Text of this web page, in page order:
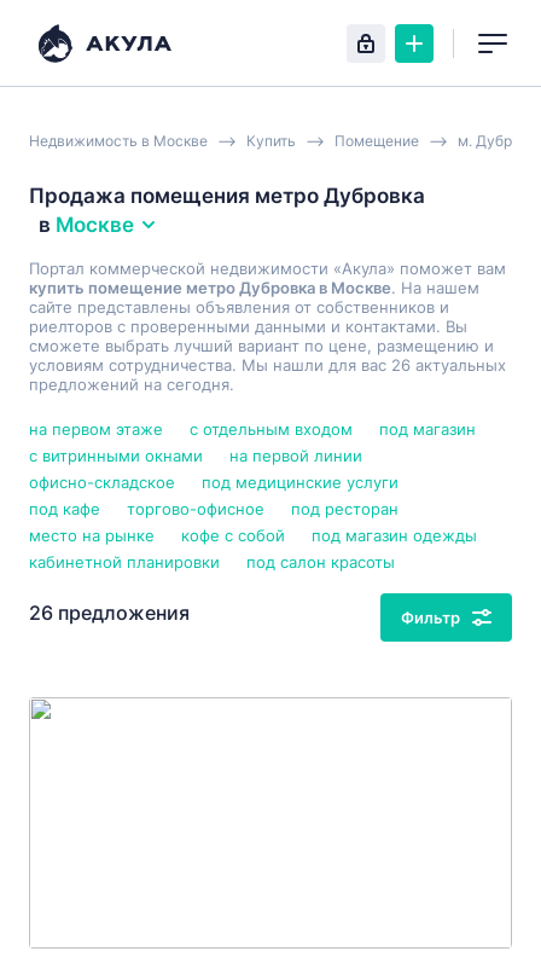
Недвижимость в Москве Купить Помещение м.
Продажа помещения метро Дубровка
в Москве
Портал коммерческой недвижимости «Акула» поможет вам
купить помещение метро Дубровка в Москве. На нашем
сайте представлены объявления от собственников и
риелторов с проверенными данными и контактами. Вы
сможете выбрать лучший вариант по цене, размещению и
условиям сотрудничества. Мы нашли для вас 26 актуальных
предложений на сегодня.
на первом этаже с отдельным входом
под магазин
с витринными окнами
на первой линии
офисно-складское
под медицинские услуги
под кафе
торгово-офисное
под ресторан
место на рынке
кофе с собой
под магазин одежды
кабинетной планировки
под салон красоты
26 предложения Фильтр